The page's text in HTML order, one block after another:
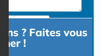
? Faites vous
!